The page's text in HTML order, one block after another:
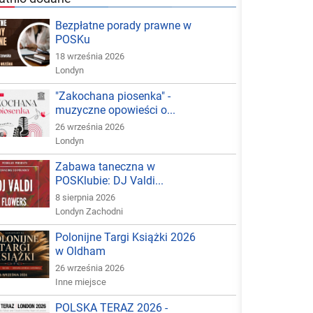
Bezpłatne porady prawne w
POSKu
18 września 2026
Londyn
"Zakochana piosenka" -
muzyczne opowieści o...
26 września 2026
Londyn
Zabawa taneczna w
POSKlubie: DJ Valdi...
8 sierpnia 2026
Londyn Zachodni
Polonijne Targi Książki 2026
w Oldham
26 września 2026
Inne miejsce
POLSKA TERAZ 2026 -